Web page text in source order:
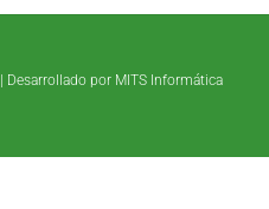
Desarrollado por MITS Informática